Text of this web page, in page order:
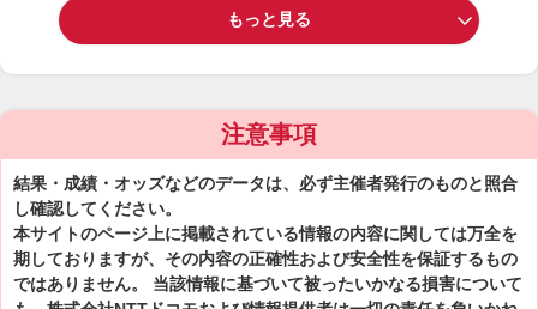
もっと見る
注意事項
結果・成績・オッズなどのデータは、必ず主催者発行のものと照合
し確認してください。
本サイトのページ上に掲載されている情報の内容に関しては万全を
期しておりますが、その内容の正確性および安全性を保証するもの
ではありません。 当該情報に基づいて被ったいかなる損害について